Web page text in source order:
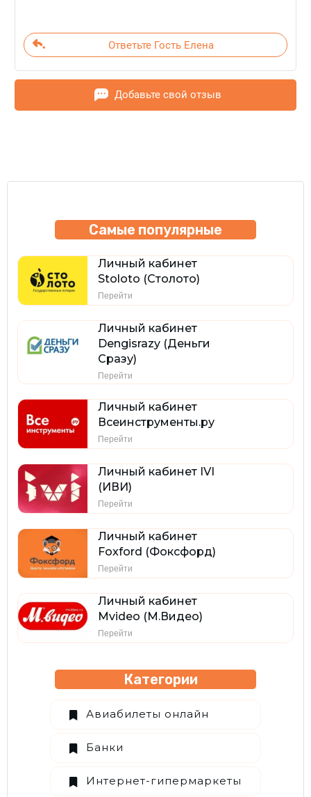
Ответьте Гость Елена
Добавьте свой отзыв
Самые популярные
Личный кабинет
Stoloto (Столото)
Перейти
Личный кабинет
Dengisrazy (Деньги
Сразу)
Перейти
Личный кабинет
Всеинструменты.ру
Перейти
Личный кабинет IVI
(ИВИ)
Перейти
Личный кабинет
Foxford (Фоксфорд)
Перейти
Личный кабинет
Mvideo (М.Видео)
Перейти
Категории
Авиабилеты онлайн
Банки
Интернет-гипермаркеты